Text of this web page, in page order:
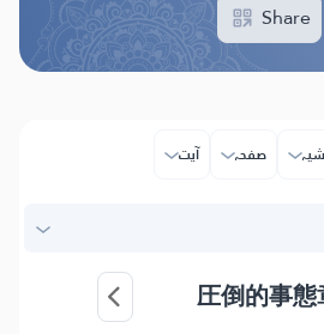
Share
صفحہ آیت
圧倒的事